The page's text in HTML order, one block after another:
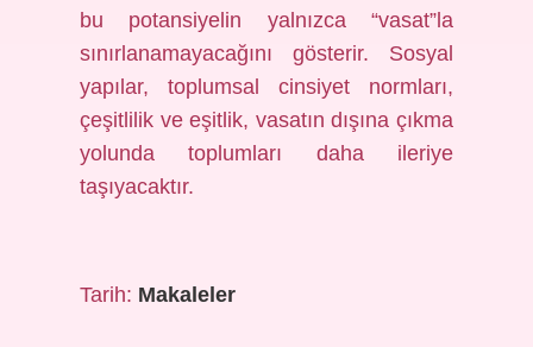
bu potansiyelin yalnızca “vasat”la
sınırlanamayacağını gösterir. Sosyal
yapılar, toplumsal cinsiyet normları,
çeşitlilik ve eşitlik, vasatın dışına çıkma
yolunda toplumları daha ileriye
taşıyacaktır.
Tarih: Makaleler